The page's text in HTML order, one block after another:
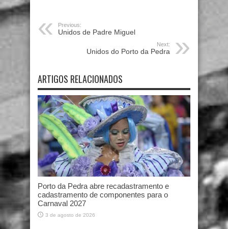
Previous:
Unidos de Padre Miguel
Next:
Unidos do Porto da Pedra
ARTIGOS RELACIONADOS
Porto da Pedra abre recadastramento e
cadastramento de componentes para o
Carnaval 2027
3 de agosto de 2026